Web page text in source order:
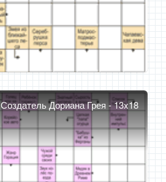
Создатель Дориана Грея - 13x18